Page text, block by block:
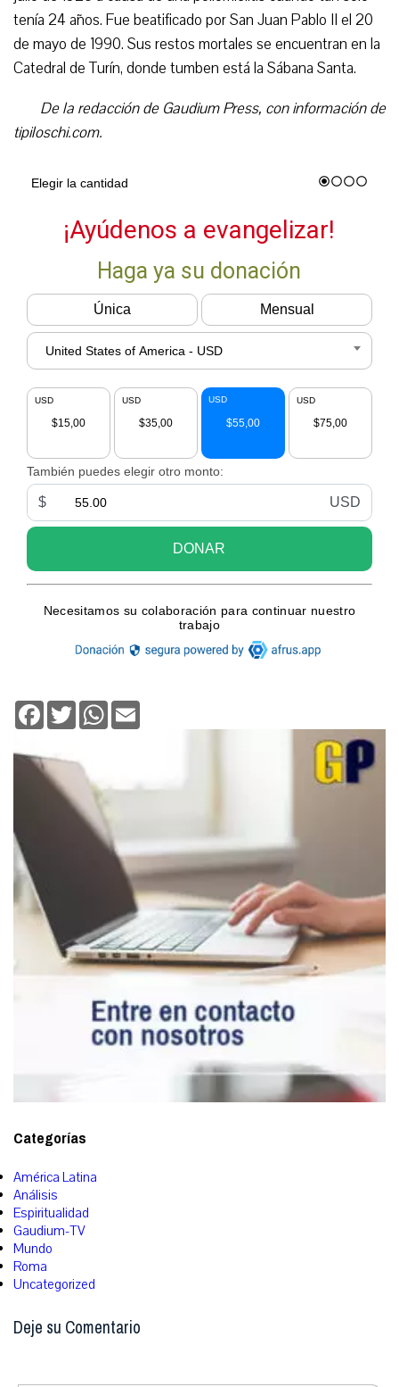
tenía 24 años. Fue beatificado por San Juan Pablo II el 20
de mayo de 1990. Sus restos mortales se encuentran en la
Catedral de Turín, donde tumben está la Sábana Santa.
De la redacción de Gaudium Press, con información de
tipiloschi.com.
Facebook
TwitterWhatsApp
Categorías
América Latina
Análisis
Espiritualidad
Gaudium-TV
Mundo
Roma
Uncategorized
Deje su Comentario